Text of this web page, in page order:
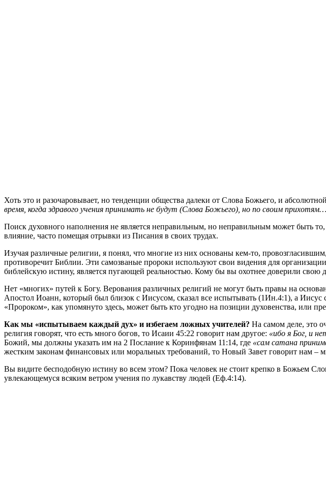
Хоть это и разочаровывает, но тенденции общества далеки от Слова Божьего, и
время, когда здравого учения принимать не будут (Слова Божьего), но по своим
Поиск духовного наполнения не является неправильным, но неправильным может быть
влияние, часто помещая отрывки из Писания в своих трудах.
Изучая различные религии, я понял, что многие из них основаны кем-то,
противоречит Библии. Эти самозваные пророки используют свои видения для
библейскую истину, является пугающей реальностью. Кому бы вы охотнее доверили
Нет «многих» путей к Богу. Верования различных религий не могут быть правы на
Апостол Иоанн, который был близок с Иисусом, сказал все испытывать (1Ин.4:1), а
«Пророком», как упомянуто здесь, может быть кто угодно на позиции духовенства, или
Как мы «испытываем каждый дух» и избегаем ложных учителей? На самом деле, это
религия говорят, что есть много богов, то Исаии 45:22 говорит нам другое: «ибо я Бог, и
Божий, мы должны указать им на 2 Послание к Коринфянам 11:14, где «сам сатана
жестким законам финансовых или моральных требований, то Новый Завет говорит нам –
Вы видите бесподобную истину во всем этом? Пока человек не стоит крепко в Божьем
увлекающемуся всяким ветром учения по лукавству людей (Еф.4:14).